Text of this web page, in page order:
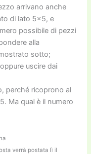
arrivano anche
di lato 5×5, e
possibile di pezzi
alla
sotto;
uscire dai
perché ricoprono al
Ma qual è il numero
verrà postata lì il